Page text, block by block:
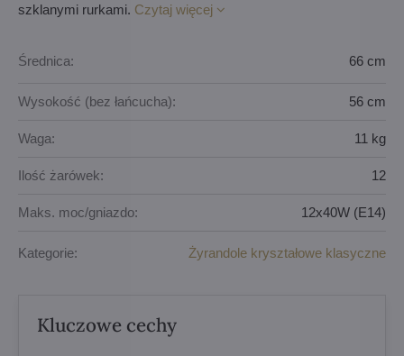
szklanymi rurkami. Czytaj więcej
Średnica: 66 cm
Wysokość (bez łańcucha): 56 cm
Waga: 11 kg
Ilość żarówek: 12
Maks. moc/gniazdo: 12x40W (E14)
Kategorie: Żyrandole kryształowe klasyczne
Kluczowe cechy